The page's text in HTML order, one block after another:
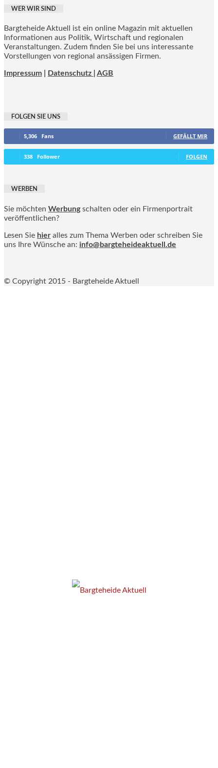
WER WIR SIND
Bargteheide Aktuell ist ein online Magazin mit aktuellen
Informationen aus Politik, Wirtschaft und regionalen
Veranstaltungen. Zudem finden Sie bei uns interessante
Vorstellungen von regional ansässigen Firmen.
Impressum Datenschutz | AGB
FOLGEN SIE UNS
5,306 Fans GEFÄLLT MIR
338 Follower FOLGEN
WERBEN
Sie möchten Werbung schalten oder ein Firmenportrait
veröffentlichen?
Lesen Sie hier alles zum Thema Werben oder schreiben Sie
uns Ihre Wünsche an: info@bargteheideaktuell.de
© Copyright 2015 - Bargteheide Aktuell